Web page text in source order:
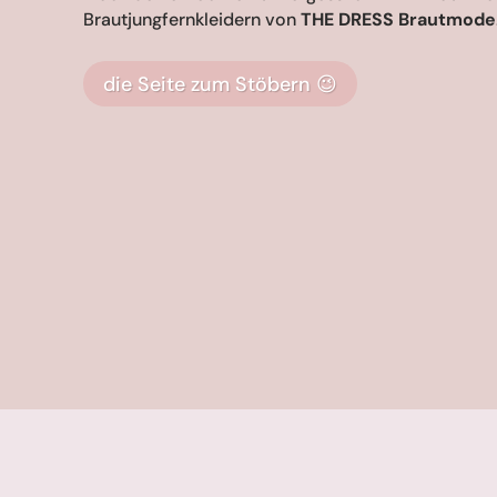
Brautjungfernkleidern vonTHE DRESS Brautmode
die Seite zum Stöbern 😉